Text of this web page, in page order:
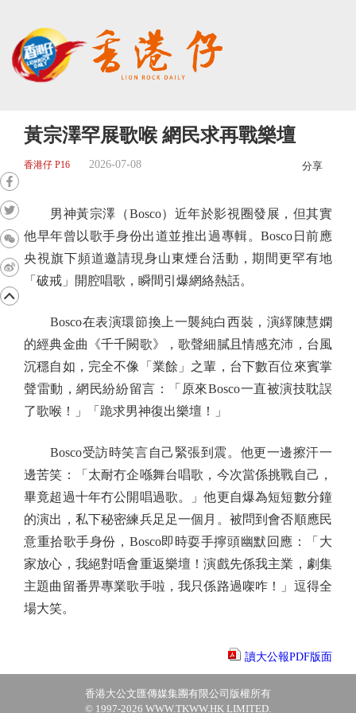
黃宗澤罕展歌喉 網民求再戰樂壇
香港仔 P16 2026-07-08 分享
男神黃宗澤（Bosco）近年於影視圈發展，但其實
他早年曾以歌手身份出道並推出過專輯。Bosco日前應
央視旗下頻道邀請現身山東煙台活動，期間更罕有地
「破戒」開腔唱歌，瞬間引爆網絡熱話。
Bosco在表演環節換上一襲純白西裝，演繹陳慧嫻
的經典金曲《千千闕歌》，歌聲細膩且情感充沛，台風
沉穩自如，完全不像「業餘」之輩，台下數百位來賓掌
聲雷動，網民紛紛留言：「原來Bosco一直被演技耽誤
了歌喉！」「跪求男神復出樂壇！」
Bosco受訪時笑言自己緊張到震。他更一邊擦汗一
邊苦笑：「太耐冇企喺舞台唱歌，今次當係挑戰自己，
畢竟超過十年冇公開唱過歌。」他更自爆為短短數分鐘
的演出，私下秘密練兵足足一個月。被問到會否順應民
意重拾歌手身份，Bosco即時耍手擰頭幽默回應：「大
家放心，我絕對唔會重返樂壇！演戲先係我主業，劇集
主題曲留番畀專業歌手啦，我只係路過㗎咋！」逗得全
場大笑。
讀大公報PDF版面
香港大公文匯傳媒集團有限公司版權所有
© 1997-2026 WWW.TKWW.HK LIMITED.